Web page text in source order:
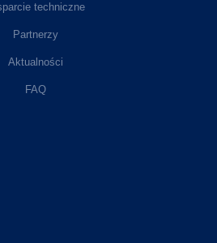
techniczne
Partnerzy
Aktualności
FAQ